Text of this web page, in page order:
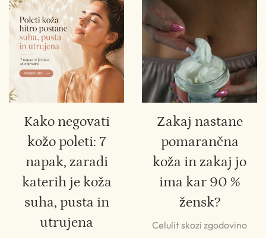
Kako negovati
kožo poleti: 7
napak, zaradi
katerih je koža
suha, pusta in
utrujena
Zakaj nastane
pomarančna
koža in zakaj jo
ima kar 90 %
žensk?
Celulit skozi zgodovino